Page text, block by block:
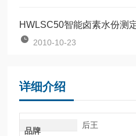
2010-10-23
详细介绍
品牌
后王